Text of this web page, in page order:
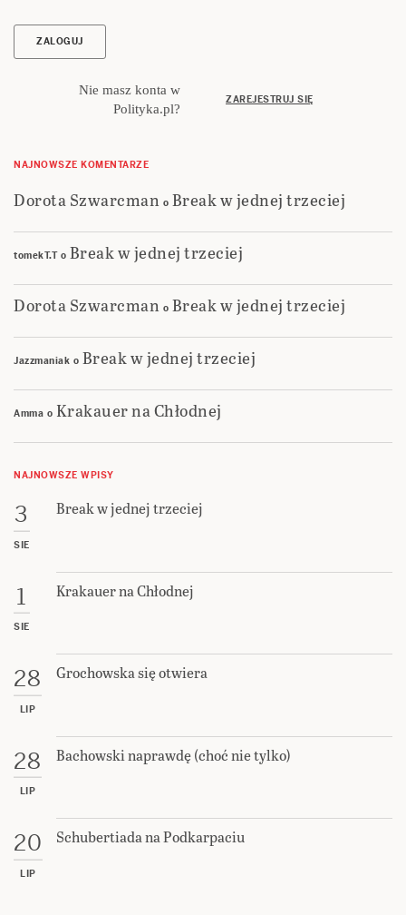
Nie masz konta w
Polityka.pl?
ZAREJESTRUJ SIĘ
NAJNOWSZE KOMENTARZE
Dorota Szwarcman o Break w jednej trzeciej
tomekT.To Break w jednej trzeciej
Dorota Szwarcman o Break w jednej trzeciej
Jazzmaniak o Break w jednej trzeciej
Amma o Krakauer na Chłodnej
NAJNOWSZE WPISY
3
SIE
Break w jednej trzeciej
1
SIE
Krakauer na Chłodnej
28
LIP
Grochowska się otwiera
28
LIP
Bachowski naprawdę (choć nie tylko)
20
LIP
Schubertiada na Podkarpaciu